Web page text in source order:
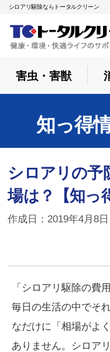
シロアリ駆除ならトータルクリーン
害虫・害獣
知っ得
シロアリの
場は？【知っ
作成日：2019年4月8
「シロアリ駆除の
毎日の生活の中でそ
なだけに「相場がよ
ありません。シロア